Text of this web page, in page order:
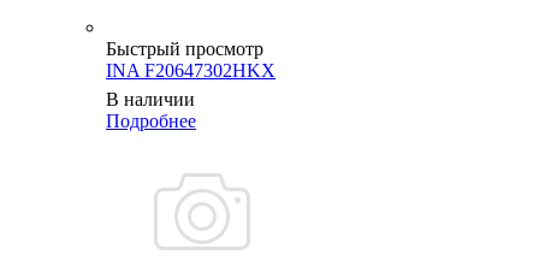
Быстрый просмотр
INA F20647302HKX
В наличии
Подробнее